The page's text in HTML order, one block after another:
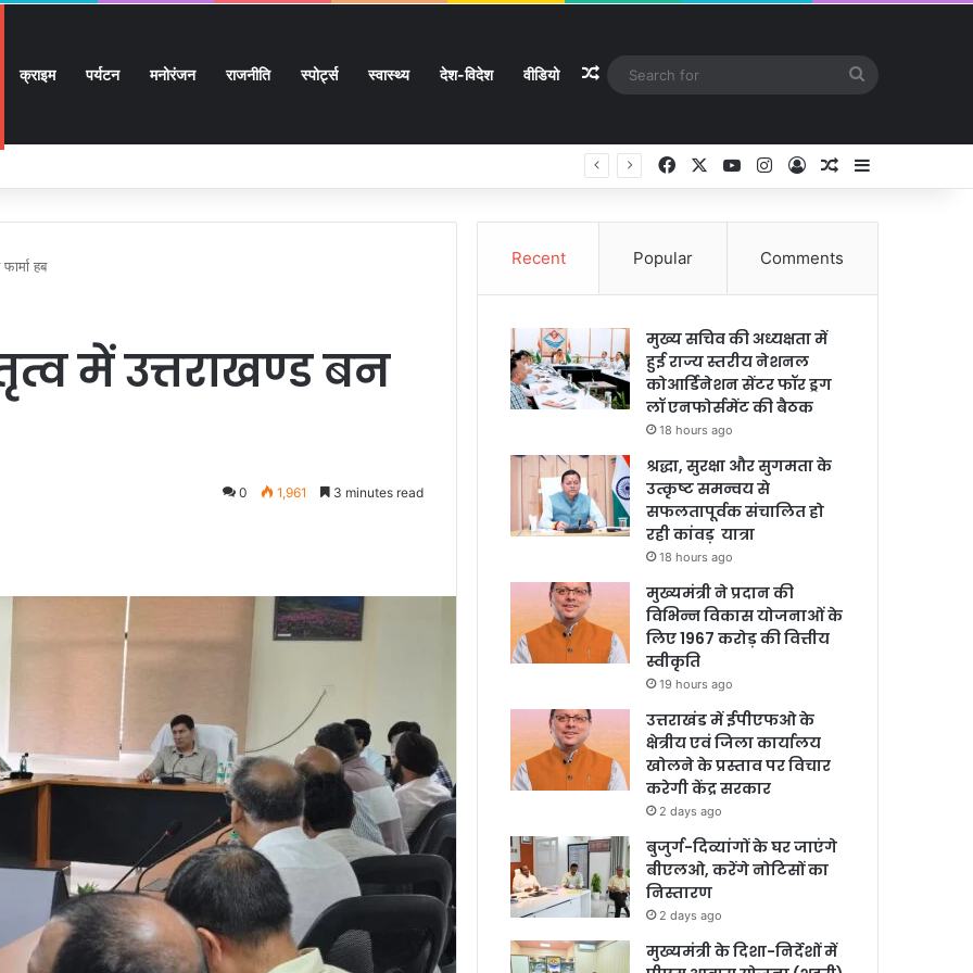
क्राइम पर्यटन मनोरंजन राजनीति स्पोर्ट्स स्वास्थ्य देश-विदेश वीडियो Random Article
के उत्कृष्ट समन्वय से सफलतापूर्वक संचालित हो रही कांवड़ यात्रा Facebook YouTubeInstagram
Log InRandom Article
हब
में उत्तराखण्ड बन
0 1,961 3 minutes read
Recent Popular Comments
मुख्य सचिव की अध्यक्षता में
हुई राज्य स्तरीय नेशनल
कोआर्डिनेशन सेंटर फॉर ड्रग
लॉ एनफोर्समेंट की बैठक
18 hours ago
श्रद्धा, सुरक्षा और सुगमता के
उत्कृष्ट समन्वय से
सफलतापूर्वक संचालित हो
रही कांवड़ यात्रा
18 hours ago
मुख्यमंत्री ने प्रदान की
विभिन्न विकास योजनाओं के
लिए 1967 करोड़ की वित्तीय
स्वीकृति
19 hours ago
उत्तराखंड में ईपीएफओ के
क्षेत्रीय एवं जिला कार्यालय
खोलने के प्रस्ताव पर विचार
करेगी केंद्र सरकार
2 days ago
बुजुर्ग-दिव्यांगों के घर जाएंगे
बीएलओ, करेंगे नोटिसों का
निस्तारण
2 days ago
मुख्यमंत्री के दिशा-निर्देशों में